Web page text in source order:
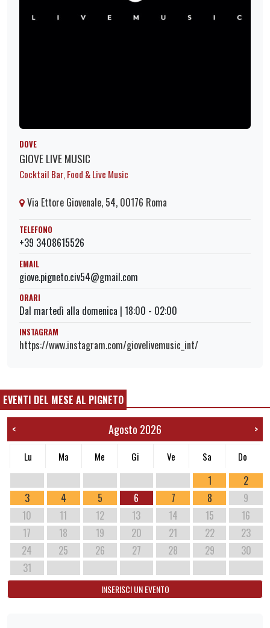
DOVE
GIOVE LIVE MUSIC
Cocktail Bar, Food & Live Music
Via Ettore Giovenale, 54, 00176 Roma
TELEFONO
+39 3408615526
EMAIL
giove.pigneto.civ54@gmail.com
ORARI
Dal martedì alla domenica | 18:00 - 02:00
INSTAGRAM
https://www.instagram.com/giovelivemusic_int/
EVENTI DEL MESE AL PIGNETO
< Agosto 2026 >
Lu Ma Me Gi Ve Sa Do
1
2
3
4 5 6 7 8
9
10
11 12 13 14 15
16
17
18 19 20 21 22
23
24
25 26 27 28 29
30
31
INSERISCI UN EVENTO